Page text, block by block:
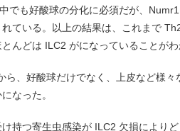
でも好酸球の分化に必須だが、
ている。以上の結果は、これまで
んどは ILC2 がになっていることが
ら、好酸球だけでなく、上皮など様
なった。
持つ寄生虫感染が ILC2 欠損により